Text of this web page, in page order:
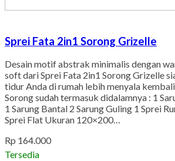
Sprei Fata 2in1 Sorong Grizelle
Desain motif abstrak minimalis dengan
soft dari Sprei Fata 2in1 Sorong Grizelle
tidur Anda di rumah lebih menyala
Sorong sudah termasuk didalamnya : 1
1 Sarung Bantal 2 Sarung Guling 1 Sprei
Sprei Flat Ukuran 120×200…
Rp 164.000
Tersedia